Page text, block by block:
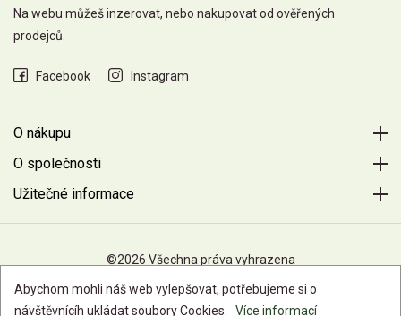
Na webu můžeš inzerovat, nebo nakupovat od ověřených
prodejců.
Facebook Instagram
O nákupu
O společnosti
Užitečné informace
©2026 Všechna práva vyhrazena
Abychom mohli náš web vylepšovat, potřebujeme si o
návštěvnícíh ukládat soubory Cookies.
Více informací